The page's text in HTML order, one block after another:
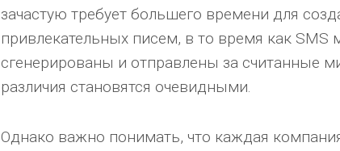
зачастую требует большего времени для
привлекательных писем, в то время как SMS
сгенерированы и отправлены за считанные
различия становятся очевидными.
Однако важно понимать, что каждая